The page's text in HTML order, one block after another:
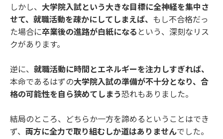
しかし、 大学院入試という大きな目標に全神経を集中さ
せて、就職活動を疎かにしてしまえば、 もし不合格だっ
た場合に卒業後の進路が白紙になる という、深刻なリス
クがあります。
逆に、 就職活動に時間とエネルギーを注力しすぎれば、
本命であるはずの大学院入試の準備が不十分となり、合
格の可能性を自ら狭めてしまう恐れもありました。
結局のところ、どちらか一方を諦めるということはでき
ず、 両方に全力で取り組むしか道はありませんでした。